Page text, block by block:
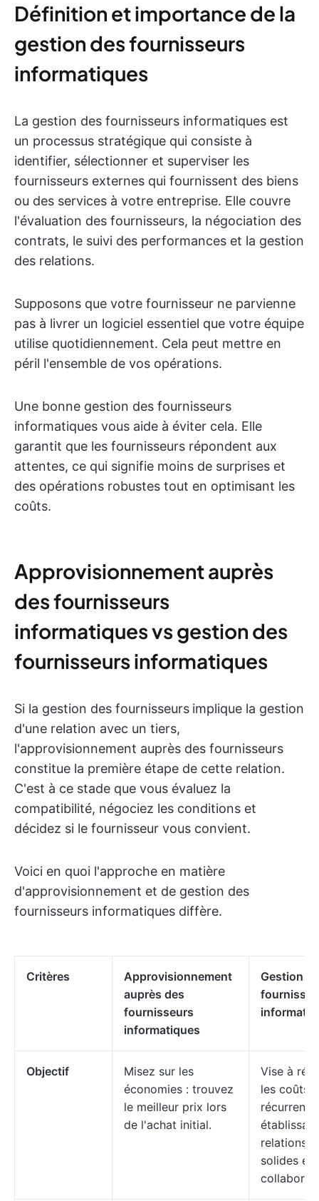
Définition et importance de la
gestion des fournisseurs
informatiques
La gestion des fournisseurs informatiques est
un processus stratégique qui consiste à
identifier, sélectionner et superviser les
fournisseurs externes qui fournissent des biens
ou des services à votre entreprise. Elle couvre
l'évaluation des fournisseurs, la négociation des
contrats, le suivi des performances et la gestion
des relations.
Supposons que votre fournisseur ne parvienne
pas à livrer un logiciel essentiel que votre équipe
utilise quotidiennement. Cela peut mettre en
péril l'ensemble de vos opérations.
Une bonne gestion des fournisseurs
informatiques vous aide à éviter cela. Elle
garantit que les fournisseurs répondent aux
attentes, ce qui signifie moins de surprises et
des opérations robustes tout en optimisant les
coûts.
Approvisionnement auprès
des fournisseurs
informatiques vs gestion des
fournisseurs informatiques
Si la gestion des fournisseurs implique la gestion
d'une relation avec un tiers,
l'approvisionnement auprès des fournisseurs
constitue la première étape de cette relation.
C'est à ce stade que vous évaluez la
compatibilité, négociez les conditions et
décidez si le fournisseur vous convient.
Voici en quoi l'approche en matière
d'approvisionnement et de gestion des
fournisseurs informatiques diffère.
Critères
Approvisionnement
auprès des
fournisseurs
informatiques
Gestion
Objectif
Misez sur les
économies : trouvez
le meilleur prix lors
de l'achat initial.
Vise à
les coûts
récurrents
relations
solides et